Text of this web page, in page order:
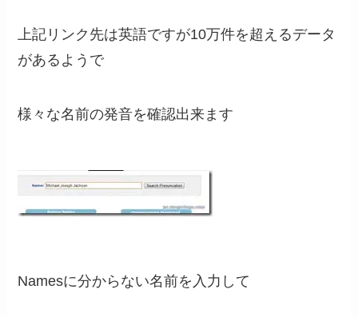
上記リンク先は英語ですが10万件を超えるデータ
があるようで
様々な名前の発音を確認出来ます
Namesに分からない名前を入力して